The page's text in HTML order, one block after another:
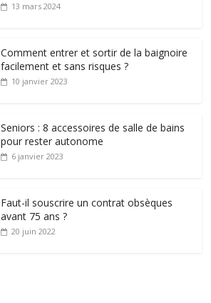
13 mars 2024
Comment entrer et sortir de la baignoire
facilement et sans risques ?
10 janvier 2023
Seniors : 8 accessoires de salle de bains
pour rester autonome
6 janvier 2023
Faut-il souscrire un contrat obsèques
avant 75 ans ?
20 juin 2022